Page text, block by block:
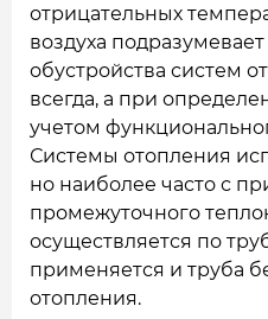
БЛОГ
КОНТАКТЫ
отрицательных
воздуха
обустройства систем
всегда, а при
учетом
Системы отопления
но наиболее часто с
промежуточного
осуществляется по
применяется и труба
отопления.